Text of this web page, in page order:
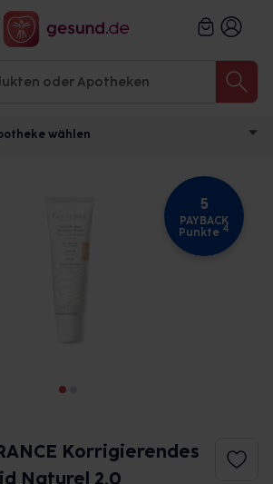
wählen
5
PAYBACK
Punkte 4
Korrigierendes
Naturel 2.0